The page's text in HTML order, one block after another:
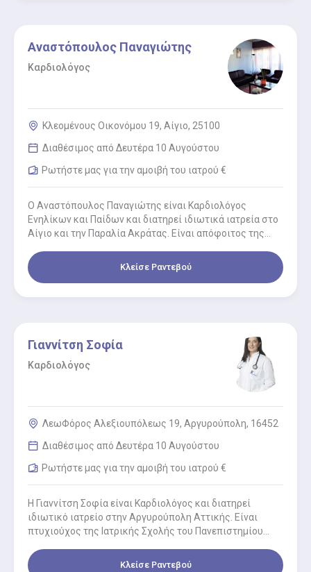
Αναστόπουλος Παναγιώτης
Καρδιολόγος
Κλεομένους Οικονόμου 19, Αίγιο, 25100
Διαθέσιμος από Δευτέρα 10 Αυγούστου
Ρωτήστε μας για την αμοιβή του ιατρού €
Ο Αναστόπουλος Παναγιώτης είναι Καρδιολόγος
Ενηλίκων και Παίδων και διατηρεί ιδιωτικά ιατρεία στο
Αίγιο και την Παραλία Ακράτας. Είναι απόφοιτος της
Κλείσε Ραντεβού
Γιαννίτση Σοφία
Καρδιολόγος
ΛεωΦόρος Αλεξιουπόλεως 19, Αργυρούπολη, 16452
Διαθέσιμος από Δευτέρα 10 Αυγούστου
Ρωτήστε μας για την αμοιβή του ιατρού €
Η Γιαννίτση Σοφία είναι Καρδιολόγος και διατηρεί
ιδιωτικό ιατρείο στην Αργυρούπολη Αττικής. Είναι
πτυχιούχος της Ιατρικής Σχολής του Πανεπιστημίου
Κλείσε Ραντεβού